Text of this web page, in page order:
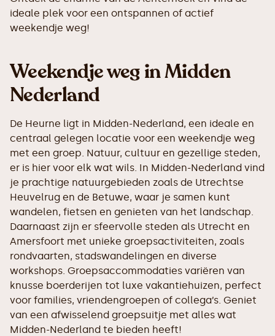
ideale plek voor een ontspannen of actief
weekendje weg!
Weekendje weg in Midden
Nederland
De Heurne ligt in Midden-Nederland, een ideale en
centraal gelegen locatie voor een weekendje weg
met een groep. Natuur, cultuur en gezellige steden,
er is hier voor elk wat wils. In Midden-Nederland vind
je prachtige natuurgebieden zoals de Utrechtse
Heuvelrug en de Betuwe, waar je samen kunt
wandelen, fietsen en genieten van het landschap.
Daarnaast zijn er sfeervolle steden als Utrecht en
Amersfoort met unieke groepsactiviteiten, zoals
rondvaarten, stadswandelingen en diverse
workshops. Groepsaccommodaties variëren van
knusse boerderijen tot luxe vakantiehuizen, perfect
voor families, vriendengroepen of collega’s. Geniet
van een afwisselend groepsuitje met alles wat
Midden-Nederland te bieden heeft!